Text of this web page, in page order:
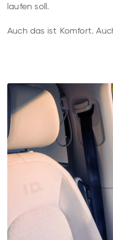
laufen soll.
Auch das ist Komfort.